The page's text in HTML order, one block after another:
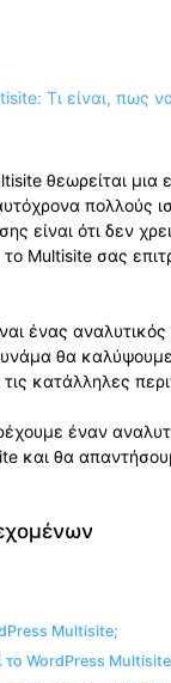
θεωρείται μια
πολλούς
είναι ότι δεν
Multisite σας
ένας
θα
κατάλληλες
έναν
και θα
Multisite;
το WordPress